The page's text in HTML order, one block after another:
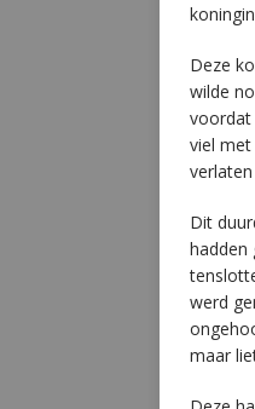
Deze
wilde
voordat
viel
Dit
hadden
werd
maar